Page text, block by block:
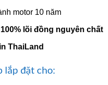
motor 10 năm
100% lõi đồng nguyên chất
ThaiLand
lắp đặt cho: